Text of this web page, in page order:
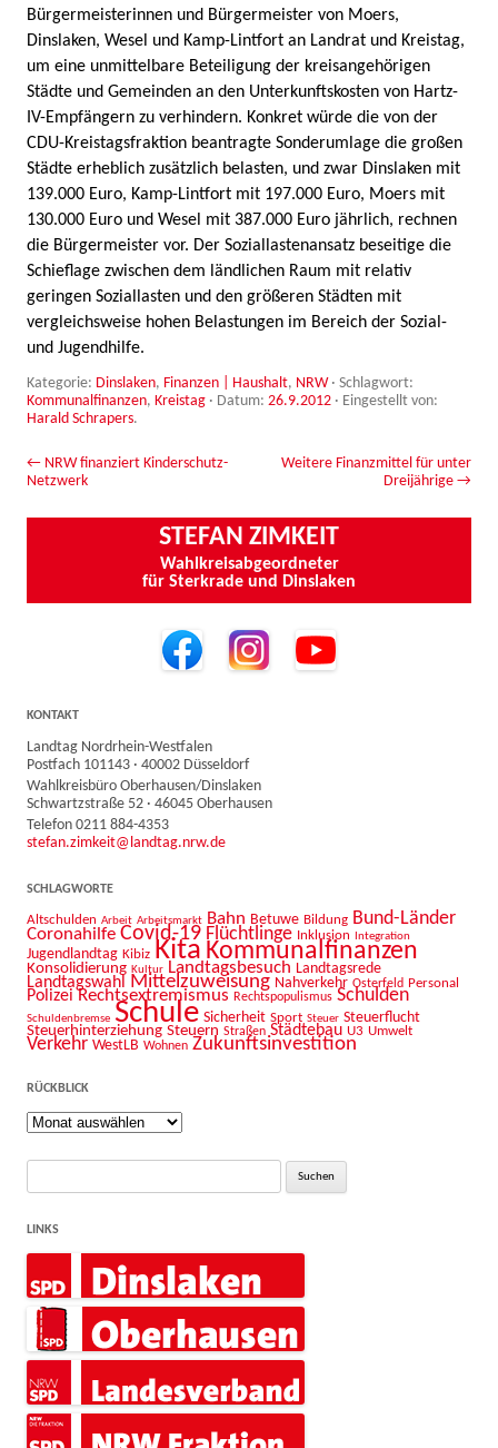
Bürgermeisterinnen und Bürgermeister von Moers,
Dinslaken, Wesel und Kamp-Lintfort an Landrat und Kreistag,
um eine unmittelbare Beteiligung der kreisangehörigen
Städte und Gemeinden an den Unterkunftskosten von Hartz-
IV-Empfängern zu verhindern. Konkret würde die von der
CDU-Kreistagsfraktion beantragte Sonderumlage die großen
Städte erheblich zusätzlich belasten, und zwar Dinslaken mit
139.000 Euro, Kamp-Lintfort mit 197.000 Euro, Moers mit
130.000 Euro und Wesel mit 387.000 Euro jährlich, rechnen
die Bürgermeister vor. Der Soziallastenansatz beseitige die
Schieflage zwischen dem ländlichen Raum mit relativ
geringen Soziallasten und den größeren Städten mit
vergleichsweise hohen Belastungen im Bereich der Sozial-
und Jugendhilfe.
Kategorie: Dinslaken, Finanzen | Haushalt, NRW· Schlagwort:
Kommunalfinanzen, Kreistag · Datum: 26.9.2012 · Eingestellt von:
Harald Schrapers.
Beitrags-Navigation
← NRW finanziert Kinderschutz-
Netzwerk
Weitere Finanzmittel für unter
Dreijährige →
STEFAN ZIMKEIT
Wahlkreisabgeordneter
für Sterkrade und Dinslaken
KONTAKT
Landtag Nordrhein-Westfalen
Postfach 101143 · 40002 Düsseldorf
Wahlkreisbüro Oberhausen/Dinslaken
Schwartzstraße 52 · 46045 Oberhausen
Telefon 0211 884-4353
stefan.zimkeit@landtag.nrw.de
SCHLAGWORTE
Altschulden Arbeit Arbeitsmarkt Bahn Betuwe Bildung Bund-Länder
Coronahilfe Covid-19 Flüchtlinge Inklusion Integration
Jugendlandtag Kibiz Kita Kommunalfinanzen
Konsolidierung Kultur Landtagsbesuch Landtagsrede
Landtagswahl Mittelzuweisung Nahverkehr Osterfeld Personal
Polizei Rechtsextremismus Rechtspopulismus Schulden
Schuldenbremse Schule Sicherheit Sport Steuer Steuerflucht
Steuerhinterziehung Steuern Straßen Städtebau U3 Umwelt
Verkehr WestLB Wohnen Zukunftsinvestition
RÜCKBLICK
Rückblick
Suche
LINKS